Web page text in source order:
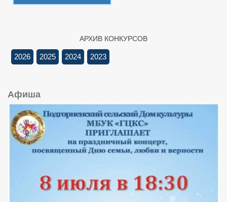
АРХИВ КОНКУРСОВ
2026 2025 2024 2023
Афиша